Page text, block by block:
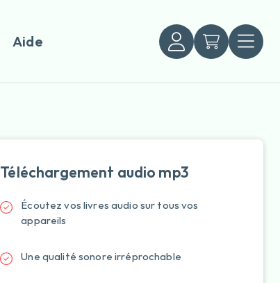
Aide
Téléchargement audio mp3
Écoutez vos livres audio sur tous vos
appareils
Une qualité sonore irréprochable